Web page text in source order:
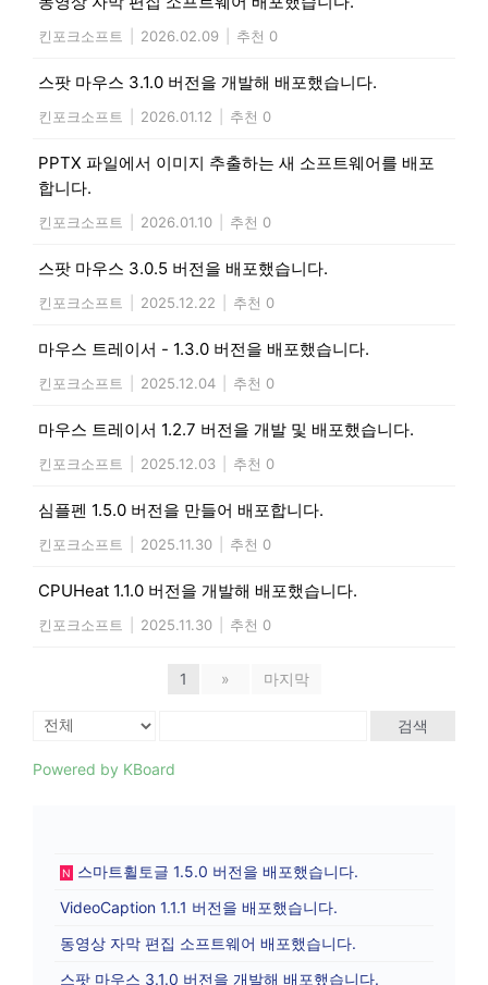
킨포크소프트 2026.02.09 추천 0
스팟 마우스 3.1.0 버전을 개발해 배포했습니다.
킨포크소프트 2026.01.12 추천 0
PPTX 파일에서 이미지 추출하는 새 소프트웨어를 배포
합니다.
킨포크소프트 2026.01.10 추천 0
스팟 마우스 3.0.5 버전을 배포했습니다.
킨포크소프트 2025.12.22 추천 0
마우스 트레이서 - 1.3.0 버전을 배포했습니다.
킨포크소프트 2025.12.04 추천 0
마우스 트레이서 1.2.7 버전을 개발 및 배포했습니다.
킨포크소프트 2025.12.03 추천 0
심플펜 1.5.0 버전을 만들어 배포합니다.
킨포크소프트 2025.11.30 추천 0
CPUHeat 1.1.0 버전을 개발해 배포했습니다.
킨포크소프트 2025.11.30 추천 0
1 » 마지막
검색
Powered by KBoard
N
스마트휠토글 1.5.0 버전을 배포했습니다.
VideoCaption 1.1.1 버전을 배포했습니다.
동영상 자막 편집 소프트웨어 배포했습니다.
스팟 마우스 3.1.0 버전을 개발해 배포했습니다.